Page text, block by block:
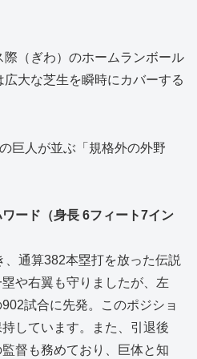
（ぎわ）のホームランボール
大な芝生を瞬時にカバーする
巨人が並ぶ「規格外の外野
ード（身長 6フィート7イン
、通算382本塁打を放った伝説
や右翼も守りましたが、左
試合に先発。このポジショ
しています。また、引退後
督も務めており、巨体と知